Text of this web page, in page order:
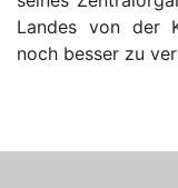
Landes von der
noch besser zu